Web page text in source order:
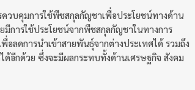
วบคุมการใช้พืชสกุลกัญชาเพื่อประโยชน์ทางด้าน
การใช้ประโยชน์จากพืชสกุลกัญชาในทางการ
ดการนำเข้าสายพันธุ์จากต่างประเทศได้ รวมถึง
ด้อีกด้วย ซึ่งจะมีผลกระทบทั้งด้านเศรษฐกิจ สังคม